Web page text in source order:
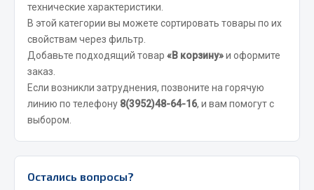
Силовое оборудование
Слесарный инструмент
Столярный инструмент
Весь раздел
технические характеристики.
В этой категории вы можете сортировать товары по их
свойствам через фильтр.
Добавьте подходящий товар «В корзину»и оформите
заказ.
Если возникли затруднения, позвоните на горячую
линию по телефону 8(3952)48-64-16, и вам помогут с
выбором.
Остались вопросы?